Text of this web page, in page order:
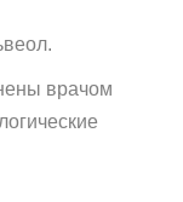
врачом